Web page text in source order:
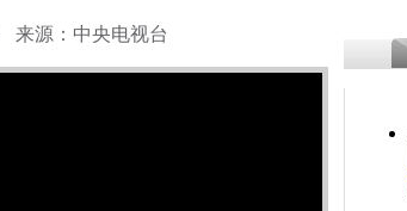
来源：中央电视台